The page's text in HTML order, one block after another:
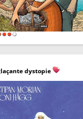
dystopie